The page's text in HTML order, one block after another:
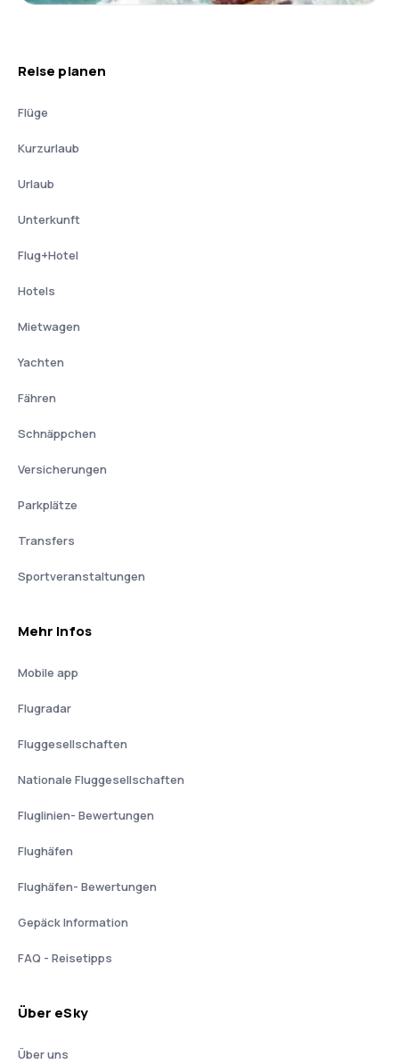
Reise planen
Flüge
Kurzurlaub
Urlaub
Unterkunft
Flug+Hotel
Hotels
Mietwagen
Yachten
Fähren
Schnäppchen
Versicherungen
Parkplätze
Transfers
Sportveranstaltungen
Mehr Infos
Mobile app
Flugradar
Fluggesellschaften
Nationale Fluggesellschaften
Fluglinien- Bewertungen
Flughäfen
Flughäfen- Bewertungen
Gepäck Information
FAQ - Reisetipps
Über eSky
Über uns